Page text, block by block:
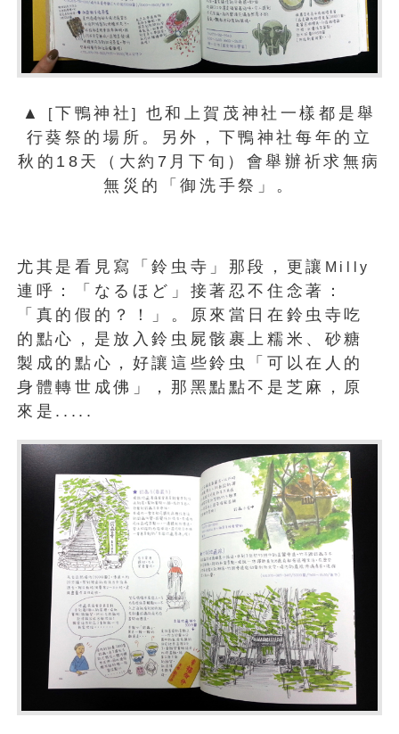
▲ [下鴨神社] 也和上賀茂神社一樣都是舉
行葵祭的場所。另外，下鴨神社每年的立
秋的18天（大約7月下旬）會舉辦祈求無病
無災的「御洗手祭」。
尤其是看見寫「鈴虫寺」那段，更讓 Milly
連呼：「なるほど」接著忍不住念著：
「真的假的？！」。原來當日在鈴虫寺吃
的點心，是放入鈴虫屍骸裹上糯米、砂糖
製成的點心，好讓這些鈴虫「可以在人的
身體轉世成佛」，那黑點點不是芝麻，原
來是.....